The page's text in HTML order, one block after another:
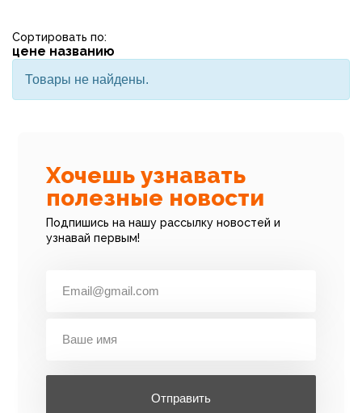
Сортировать по:
цене названию
Товары не найдены.
Хочешь узнавать
полезные новости
Подпишись на нашу рассылку новостей и
узнавай первым!
Отправить